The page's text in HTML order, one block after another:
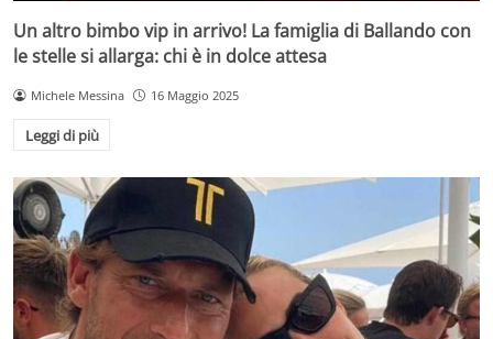
Un altro bimbo vip in arrivo! La famiglia di Ballando con
le stelle si allarga: chi è in dolce attesa
Michele Messina 16 Maggio 2025
Leggi di più